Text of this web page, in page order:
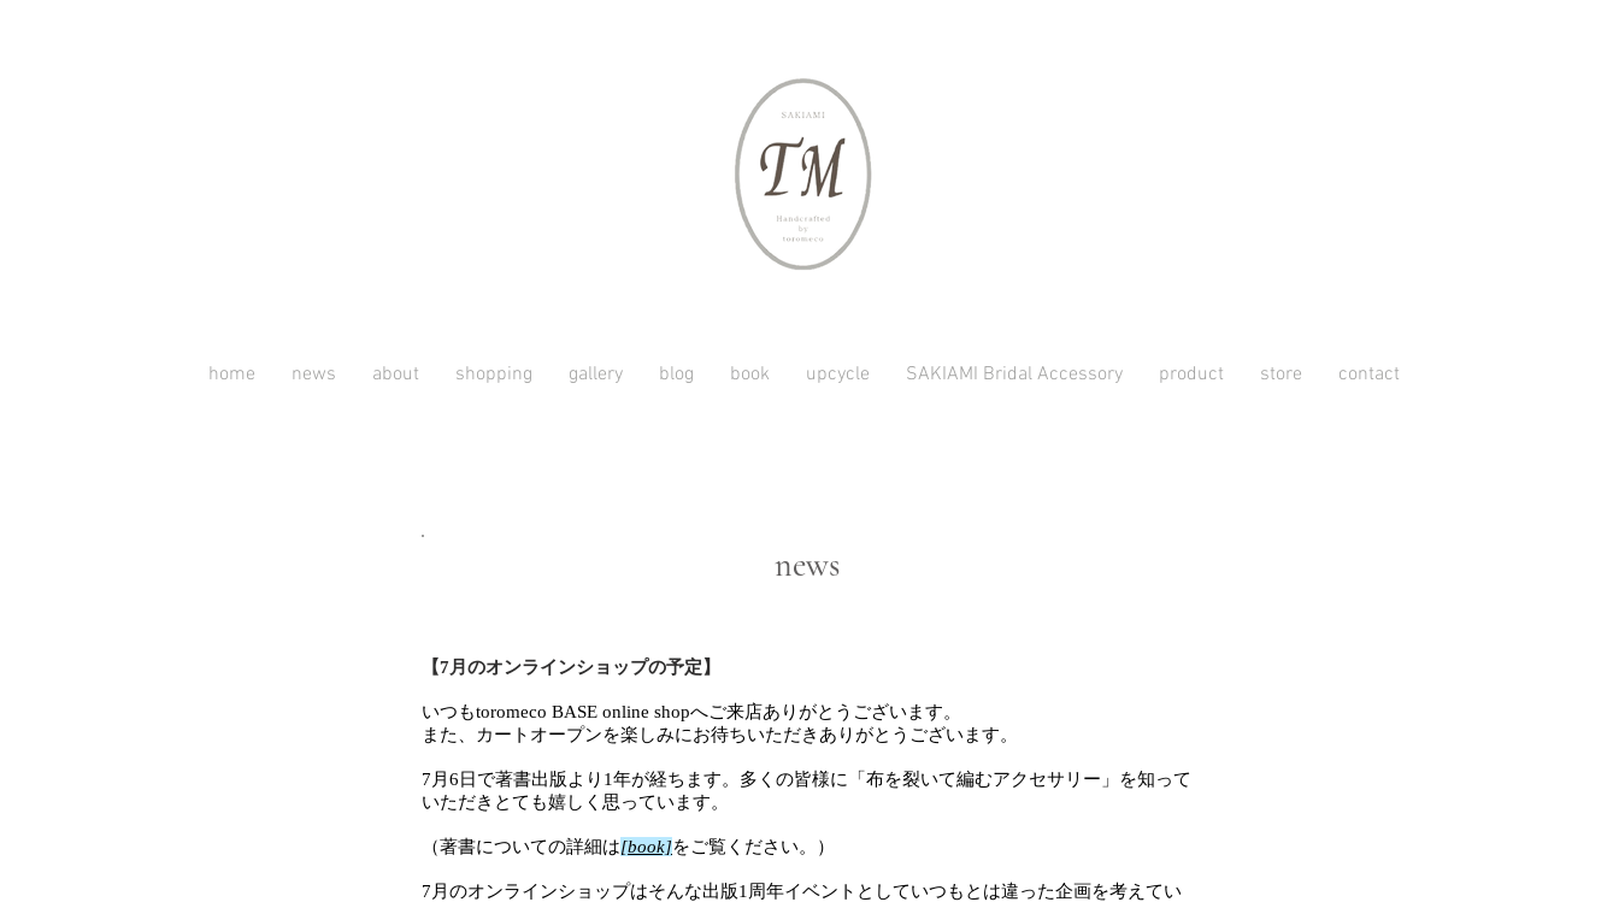
home news about shopping gallery blog book upcycle SAKIAMI Bridal Accessory product store contact
news
【7月のオンラインショップの予定】
いつもtoromeco BASE online shopへご来店ありがとうございます。
また、カートオープンを楽しみにお待ちいただきありがとうございます。
7月6日で著書出版より1年が経ちます。多くの皆様に「布を裂いて編むアクセサリー」を知って
いただきとても嬉しく思っています。
（著書についての詳細は[book]をご覧ください。）
7月のオンラインショップはそんな出版1周年イベントとしていつもとは違った企画を考えてい